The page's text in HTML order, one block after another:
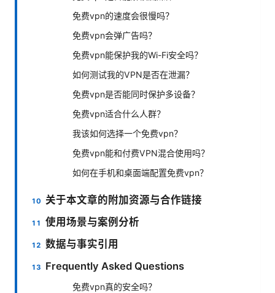
免费vpn的速度会很慢吗？
免费vpn会弹广告吗？
免费vpn能保护我的Wi-Fi安全吗？
如何测试我的VPN是否在泄漏？
免费vpn是否能同时保护多设备？
免费vpn适合什么人群？
我该如何选择一个免费vpn？
免费vpn能和付费VPN混合使用吗？
如何在手机和桌面端配置免费vpn？
关于本文章的附加资源与合作链接
使用场景与案例分析
数据与事实引用
Frequently Asked Questions
免费vpn真的安全吗？